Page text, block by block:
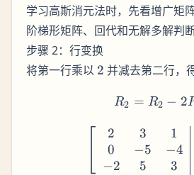
学习高斯消元法时，先看增广矩
阶梯形矩阵、回代和无解多解判断
步骤 2：行变换
将第一行乘以 2
2 并减去第二行，
R_2
R2 = R2 − 2
2
0
−2
3
−5
5
1
−4
3